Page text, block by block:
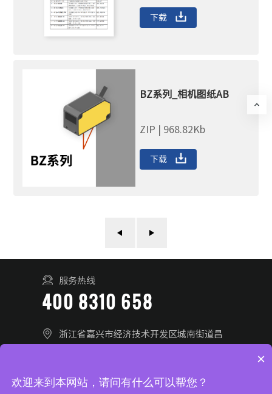
下载
BZ系列_相机图纸AB
ZIP | 968.82Kb
下载
服务热线
400 8310 658
浙江省嘉兴市经济技术开发区城南街道昌
联系我们 在线留言
×
欢迎来到本网站，请问有什么可以帮您？